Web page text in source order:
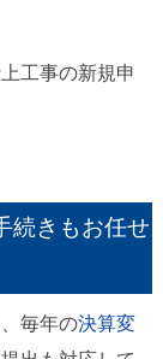
工事の新規申
続きもお任せ
毎年の決算変